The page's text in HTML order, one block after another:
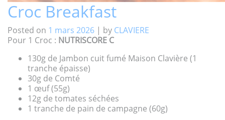
Croc Breakfast
Posted on 1 mars 2026 | by CLAVIERE
Pour 1 Croc : NUTRISCORE C
130g de Jambon cuit fumé Maison Clavière (1
tranche épaisse)
30g de Comté
1 œuf (55g)
12g de tomates séchées
1 tranche de pain de campagne (60g)